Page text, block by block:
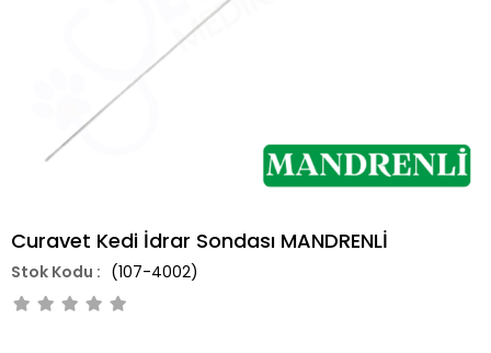
Curavet Kedi İdrar Sondası MANDRENLİ
(107-4002)